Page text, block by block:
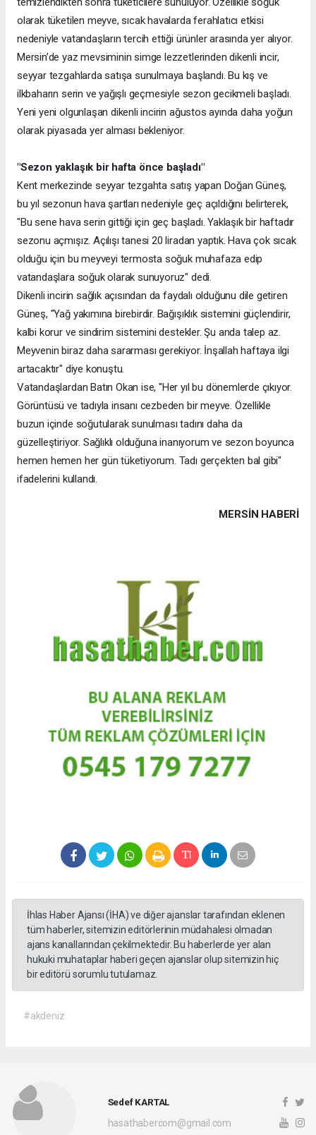
olarak tüketilen meyve, sıcak havalarda ferahlatıcı etkisi
nedeniyle vatandaşların tercih ettiği ürünler arasında yer alıyor.
Mersin’de yaz mevsiminin simge lezzetlerinden dikenli incir,
seyyar tezgahlarda satışa sunulmaya başlandı. Bu kış ve
ilkbaharın serin ve yağışlı geçmesiyle sezon gecikmeli başladı.
Yeni yeni olgunlaşan dikenli incirin ağustos ayında daha yoğun
olarak piyasada yer alması bekleniyor.
"Sezon yaklaşık bir hafta önce başladı"
Kent merkezinde seyyar tezgahta satış yapan Doğan Güneş,
bu yıl sezonun hava şartları nedeniyle geç açıldığını belirterek,
"Bu sene hava serin gittiği için geç başladı. Yaklaşık bir haftadır
sezonu açmışız. Açılışı tanesi 20 liradan yaptık. Hava çok sıcak
olduğu için bu meyveyi termosta soğuk muhafaza edip
vatandaşlara soğuk olarak sunuyoruz" dedi.
Dikenli incirin sağlık açısından da faydalı olduğunu dile getiren
Güneş, "Yağ yakımına birebirdir. Bağışıklık sistemini güçlendirir,
kalbi korur ve sindirim sistemini destekler. Şu anda talep az.
Meyvenin biraz daha sararması gerekiyor. İnşallah haftaya ilgi
artacaktır" diye konuştu.
Vatandaşlardan Batın Okan ise, "Her yıl bu dönemlerde çıkıyor.
Görüntüsü ve tadıyla insanı cezbeden bir meyve. Özellikle
buzun içinde soğutularak sunulması tadını daha da
güzelleştiriyor. Sağlıklı olduğuna inanıyorum ve sezon boyunca
hemen hemen her gün tüketiyorum. Tadı gerçekten bal gibi"
ifadelerini kullandı.
MERSIN HABERİ
İhlas Haber Ajansı (İHA) ve diğer ajanslar tarafından eklenen
tüm haberler, sitemizin editörlerinin müdahalesi olmadan
ajans kanallarından çekilmektedir. Bu haberlerde yer alan
hukuki muhataplar haberi geçen ajanslar olup sitemizin hiç
bir editörü sorumlu tutulamaz.
#akdeniz
Sedef KARTAL
hasathabercom@gmail.com